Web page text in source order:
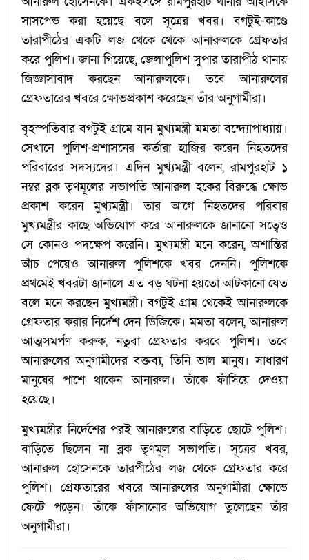
সাসপেন্ড করা হয়েছে বলে সূত্রের খবর। বগটুই-কাণ্ডে
তারাপীঠের একটি লজ থেকে থেকে আনারুলকে গ্রেফতার
করে পুলিশ। জানা গিয়েছে, জেলাপুলিশ সুপার তারাপীঠ থানায়
জিজ্ঞাসাবাদ করছেন আনারুলকে। তবে আনারুলের
গ্রেফতারের খবরে ক্ষোভপ্রকাশ করেছেন তাঁর অনুগামীরা।
বৃহস্পতিবার বগটুই গ্রামে যান মুখ্যমন্ত্রী মমতা বন্দ্যোপাধ্যায়।
সেখানে পুলিশ-প্রশাসনের কর্তারা হাজির করেন নিহতদের
পরিবারের সদস্যদের। এদিন মুখ্যমন্ত্রী বলেন, রামপুরহাট ১
নম্বর ব্লক তৃণমূলের সভাপতি আনারুল হকের বিরুদ্ধে ক্ষোভ
প্রকাশ করেন মুখ্যমন্ত্রী। তার আগে নিহতদের পরিবার
মুখ্যমন্ত্রীর কাছে অভিযোগ করে আনারুলকে জানানো সত্বেও
সে কোনও পদক্ষেপ করেনি। মুখ্যমন্ত্রী মনে করেন, অশান্তির
আঁচ পেয়েও আনারুল পুলিশকে খবর দেননি। পুলিশকে
প্রথমেই খবরটা জানালে এত বড় ঘটনা হয়তো আটকানো যেত
বলে মনে করছেন মুখ্যমন্ত্রী। বগটুই গ্রাম থেকেই আনারুলকে
গ্রেফতার করার নির্দেশ দেন ডিজিকে। মমতা বলেন, আনারুল
আত্মসমর্পণ করুক, নতুবা গ্রেফতার করবে পুলিশ। তবে
আনারুলের অনুগামীদের বক্তব্য, তিনি ভাল মানুষ। সাধারণ
মানুষের পাশে থাকেন আনারুল। তাঁকে ফাঁসিয়ে দেওয়া
হয়েছে।
মুখ্যমন্ত্রীর নির্দেশের পরই আনারুলের বাড়িতে ছোটে পুলিশ।
বাড়িতে ছিলেন না ব্লক তৃণমূল সভাপতি। সূত্রের খবর,
আনারুল হোসেনকে তারপীঠের লজ থেকে গ্রেফতার করে
পুলিশ। গ্রেফতারের খবরে আনারুলের অনুগামীরা ক্ষোভে
ফেটে পড়েন। তাঁকে ফাঁসানোর অভিযোগ তুলেছেন তাঁর
অনুগামীরা।